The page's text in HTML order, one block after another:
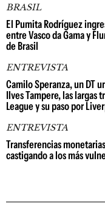
BRASIL
El Pumita Rodríguez
entre Vasco da Gama y
de Brasil
ENTREVISTA
Camilo Speranza, un DT
Ilves Tampere, las largas
League y su paso por
ENTREVISTA
Transferencias
castigando a los más